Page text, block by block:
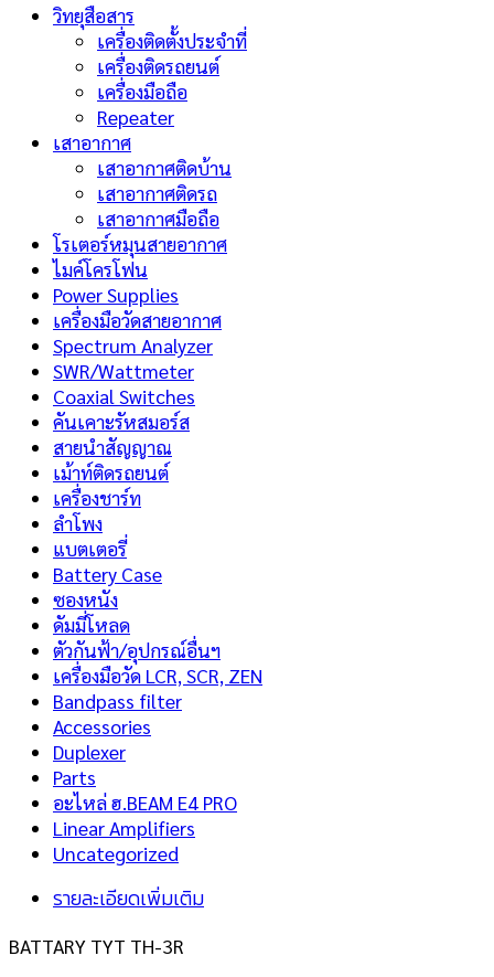
วิทยุสือสาร
เครื่องติดตั้งประจำที่
เครื่องติดรถยนต์
เครื่องมือถือ
Repeater
เสาอากาศ
เสาอากาศติดบ้าน
เสาอากาศติดรถ
เสาอากาศมือถือ
โรเตอร์หมุนสายอากาศ
ไมค์โครโฟน
Power Supplies
เครื่องมือวัดสายอากาศ
Spectrum Analyzer
SWR/Wattmeter
Coaxial Switches
คันเคาะรัหสมอร์ส
สายนำสัญญาณ
เม้าท์ติดรถยนต์
เครื่องชาร์ท
ลำโพง
แบตเตอรี่
Battery Case
ซองหนัง
ดัมมี่โหลด
ตัวกันฟ้า/อุปกรณ์อื่นฯ
เครื่องมือวัด LCR, SCR, ZEN
Bandpass filter
Accessories
Duplexer
Parts
อะไหล่ ฮ.BEAM E4 PRO
Linear Amplifiers
Uncategorized
รายละเอียดเพิ่มเติม
BATTARY TYT TH-3R